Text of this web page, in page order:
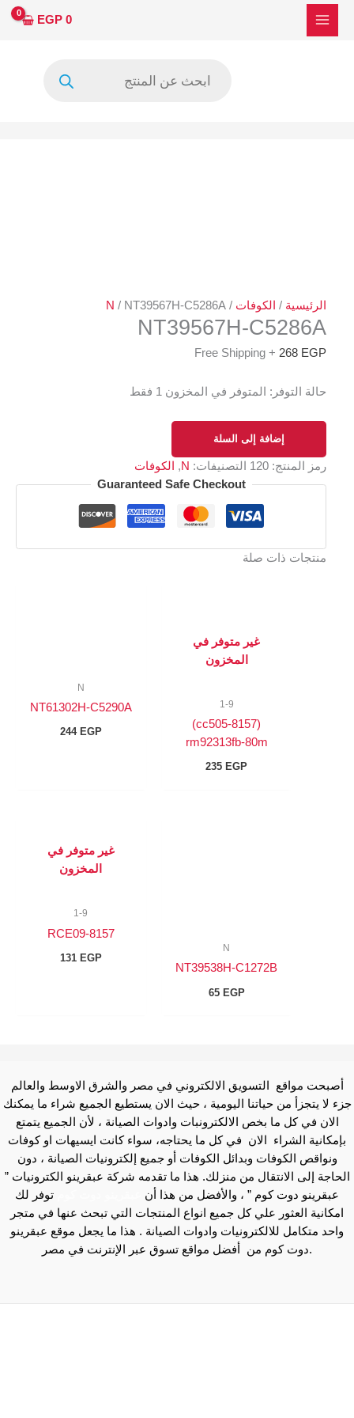
تخطي
0
EGP
الرئيسية / الكوفات /
N / NT39567H-C5286A
NT39567H-C5286A
268 EGP
+ Free Shipping
حالة التوفر: المتوفر في المخزون 1 فقط
كمية
NT39567H-
إضافة إلى السلة
رمز المنتج: 120 التصنيفات: N
,
الكوفات
Guaranteed Safe Checkout
منتجات ذات صلة
غير متوفر في
المخزون
1-9
(8157-cc505)
rm92313fb-80m
235 EGP
N
NT61302H-C5290A
244 EGP
N
NT39538H-C1272B
65 EGP
غير متوفر في
المخزون
1-9
8157-RCE09
131 EGP
أصبحت مواقع التسويق الالكتروني في مصر والشرق الاوسط والعالم
جزء لا يتجزأ من حياتنا اليومية ، حيث الان يستطيع الجميع شراء ما يمكنك
الان في كل ما بخص الالكترونبات وادوات الصيانة ، لأن الجميع يتمتع
بإمكانية الشراء الان في كل ما يحتاجه، سواء كانت ايسيهات او كوفات
ونواقص الكوفات وبدائل الكوفات أو جميع إلكترونيات الصيانة ، دون
الحاجة إلى الانتقال من منزلك. هذا ما تقدمه شركة عبقرينو الكترونيات ”
عبقرينو دوت كوم ” ، والأفضل من هذا أن
توفر لك
امكانية العثور علي كل جميع انواع المنتجات التي تبحث عنها في متجر
واحد متكامل للالكترونيات وادوات الصيانة . هذا ما يجعل موقع عبقرينو
دوت كوم من أفضل مواقع تسوق عبر الإنترنت في مصر.